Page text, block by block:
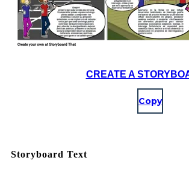
CREATE A
Copy
Storyboard Text